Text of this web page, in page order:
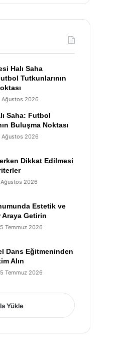
Halı Saha
Tutkunlarının
Ağustos 2026
Saha: Futbol
Buluşma Noktası
Ağustos 2026
Dikkat Edilmesi
Ağustos 2026
Estetik ve
Getirin
Temmuz 2026
Dans Eğitmeninden
Alın
Temmuz 2026
Yükle